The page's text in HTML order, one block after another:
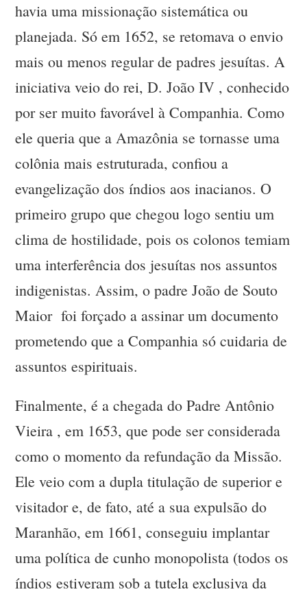
havia uma missionação sistemática ou
planejada. Só em 1652, se retomava o envio
mais ou menos regular de padres jesuítas. A
iniciativa veio do rei, D. João IV , conhecido
por ser muito favorável à Companhia. Como
ele queria que a Amazônia se tornasse uma
colônia mais estruturada, confiou a
evangelização dos índios aos inacianos. O
primeiro grupo que chegou logo sentiu um
clima de hostilidade, pois os colonos temiam
uma interferência dos jesuítas nos assuntos
indigenistas. Assim, o padre João de Souto
Maior foi forçado a assinar um documento
prometendo que a Companhia só cuidaria de
assuntos espirituais.
Finalmente, é a chegada do Padre Antônio
Vieira , em 1653, que pode ser considerada
como o momento da refundação da Missão.
Ele veio com a dupla titulação de superior e
visitador e, de fato, até a sua expulsão do
Maranhão, em 1661, conseguiu implantar
uma política de cunho monopolista (todos os
índios estiveram sob a tutela exclusiva da